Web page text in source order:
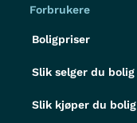
Forbrukere
Boligpriser
Slik selger du bolig
Slik kjøper du bolig